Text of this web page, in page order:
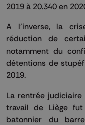
2019 à 20.340 en
A l’inverse, la
réduction de
notamment du
détentions de
2019.
La rentrée
travail de Liège fut
batonnier du